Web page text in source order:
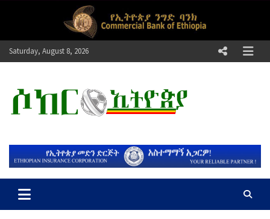
Saturday, August 8, 2026
ሶከር ኢትዮጵያ